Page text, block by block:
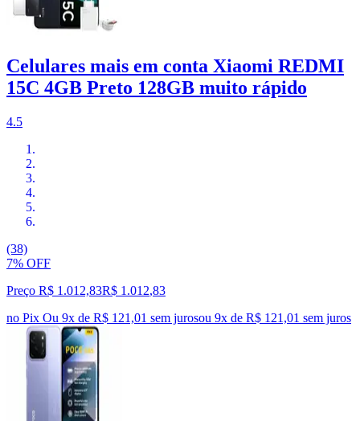
Celulares mais em conta Xiaomi REDMI
15C 4GB Preto 128GB muito rápido
4.5
(38)
7% OFF
Preço R$ 1.012,83R$ 1.012,83
no Pix Ou 9x de R$ 121,01 sem jurosou 9x de R$ 121,01 sem juros